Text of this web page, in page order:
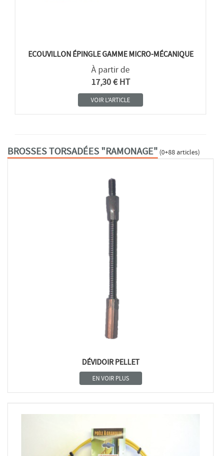
ECOUVILLON ÉPINGLE GAMME MICRO-MÉCANIQUE
À partir de
17,30 € HT
VOIR L'ARTICLE
BROSSES TORSADÉES "RAMONAGE" (0+88 articles)
DÉVIDOIR PELLET
EN VOIR PLUS